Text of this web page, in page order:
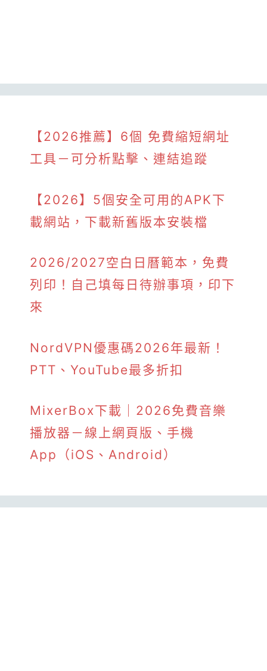
【2026推薦】6個 免費縮短網址
工具－可分析點擊、連結追蹤
【2026】5個安全可用的APK下
載網站，下載新舊版本安裝檔
2026/2027空白日曆範本，免費
列印！自己填每日待辦事項，印下
來
NordVPN優惠碼2026年最新！
PTT、YouTube最多折扣
MixerBox下載｜2026免費音樂
播放器－線上網頁版、手機
App（iOS、Android）